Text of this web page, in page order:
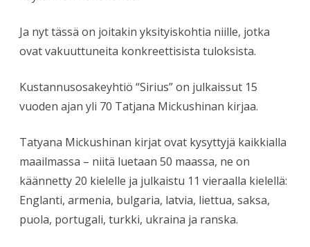
Ja nyt tässä on joitakin yksityiskohtia niille, jotka
ovat vakuuttuneita konkreettisista tuloksista.
Kustannusosakeyhtiö “Sirius” on julkaissut 15
vuoden ajan yli 70 Tatjana Mickushinan kirjaa.
Tatyana Mickushinan kirjat ovat kysyttyjä kaikkialla
maailmassa – niitä luetaan 50 maassa, ne on
käännetty 20 kielelle ja julkaistu 11 vieraalla kielellä:
Englanti, armenia, bulgaria, latvia, liettua, saksa,
puola, portugali, turkki, ukraina ja ranska.